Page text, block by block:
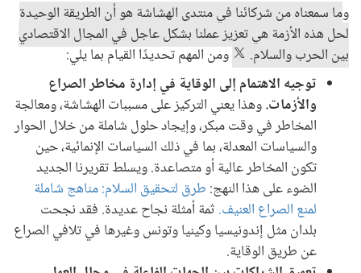
وما سمعناه من شركائنا في منتدى الهشاشة هو أن الطريقة الوحيدة
لحل هذه الأزمة هي تعزيز عملنا بشكل عاجل في المجال الاقتصادي
بين الحرب والسلام.
ومن المهم تحديدًا القيام بما يلي:
توجيه الاهتمام إلى الوقاية في إدارة مخاطر الصراع
والأزمات.وهذا يعني التركيز على مسببات الهشاشة، ومعالجة
المخاطر في وقت مبكر، وإيجاد حلول شاملة من خلال الحوار
والسياسات المعدلة، بما في ذلك السياسات الإنمائية، حين
تكون المخاطر عالية أو متصاعدة. ويسلط تقريرنا الجديد
الضوء على هذا النهج: طرق لتحقيق السلام: مناهج شاملة
لمنع الصراع العنيف. ثمة أمثلة نجاح عديدة. فقد نجحت
بلدان مثل إندونيسيا وكينيا وتونس وغيرها في تلافي الصراع
عن طريق الوقاية.